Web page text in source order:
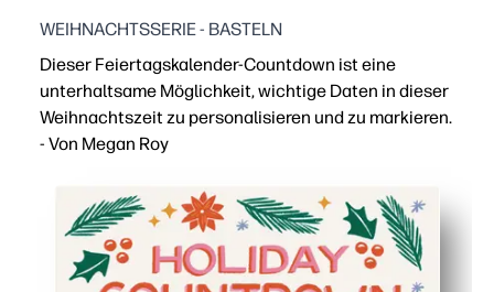
WEIHNACHTSSERIE - BASTELN
Dieser Feiertagskalender-Countdown ist eine
unterhaltsame Möglichkeit, wichtige Daten in dieser
Weihnachtszeit zu personalisieren und zu markieren.
- Von Megan Roy
Drucken und loslegen — keine Vorbereitung, einfach
Sie lösen Aufregung aus - Kinder checken Tage ab
Sie machen es zu Ihrem — fügen Sie Familienfeiern,